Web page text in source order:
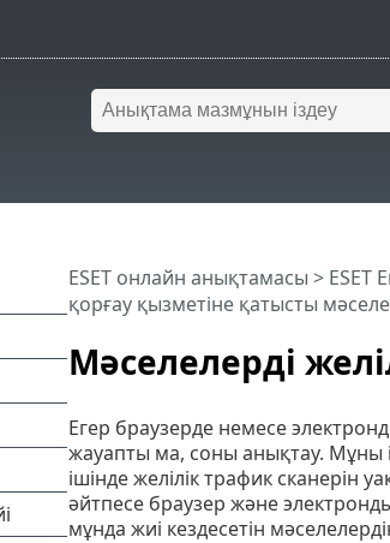
Мәселелерді
ESET онлайн анықтамасы > ESET
қорғау қызметіне қатысты
Егер браузерде немесе
жауапты ма, соны анықтау. Мұны
ішінде желілік трафик сканерін
әйтпесе браузер және
мұнда жиі кездесетін